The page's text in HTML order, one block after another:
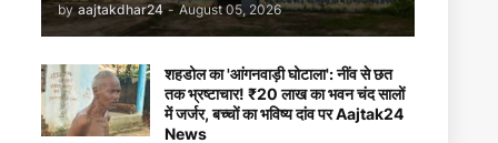
by aajtakdhar24 - August 05, 2026
शहडोल का 'आंगनवाड़ी घोटाला': नींव से छत
तक भ्रष्टाचार! ₹20 लाख का भवन चंद सालों
में जर्जर, बच्चों का भविष्य दांव पर Aajtak24
News